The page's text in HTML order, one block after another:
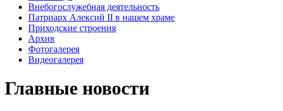
Внебогослужебная деятельность
Патриарх Алексий II в нашем храме
Приходские строения
Архив
Фотогалерея
Видеогалерея
Главные новости